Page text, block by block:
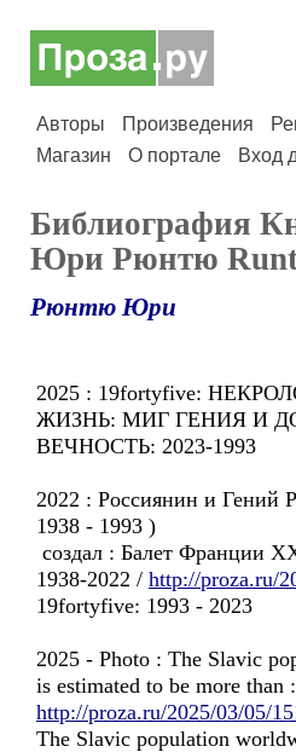
Авторы Произведения
Магазин
О портале Вход
Библиография
Юри Рюнтю
Рюнтю Юри
2025 : 19fortyfive:
ЖИЗНЬ: МИГ ГЕНИЯ И
ВЕЧНОСТЬ: 2023-1993
2022 : Россиянин и Гений
1938 - 1993 )
создал : Балет Франции
1938-2022 / http://proza.ru/
19fortyfive: 1993 - 2023
2025 - Photo : The Slavic
is estimated to be more than
http://proza.ru/2025/03/05/
The Slavic population